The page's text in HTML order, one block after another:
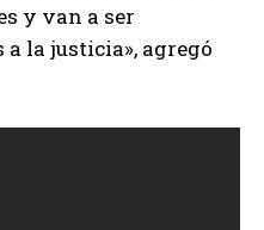
y van a ser
la justicia», agregó